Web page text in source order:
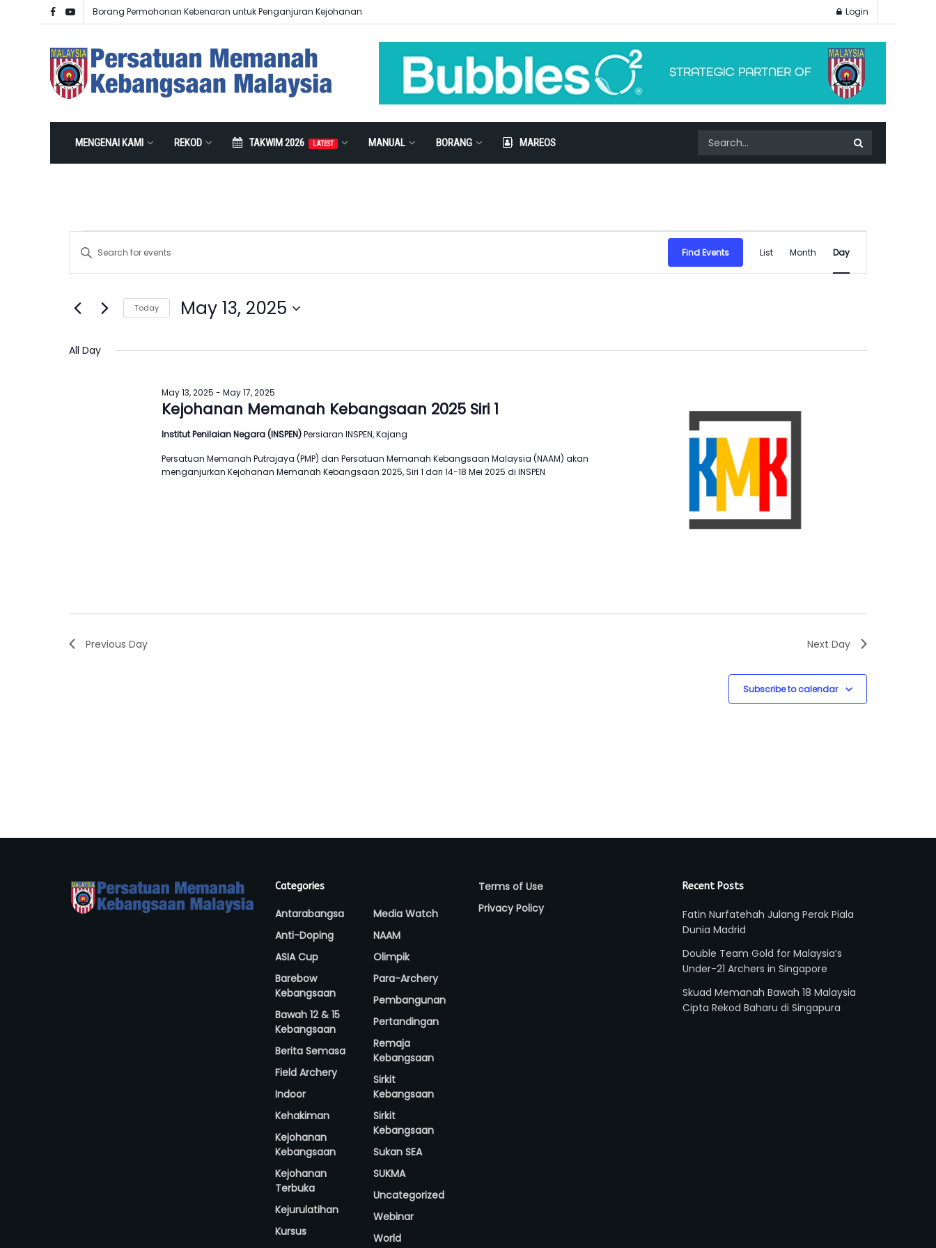
Borang Permohonan Kebenaran untuk Penganjuran Kejohanan Login
MENGENAI KAMI REKOD TAKWIM 2026 LATEST MANUAL BORANG MAREOS
Events
Search
Views
Navigation
Enter
Keyword.
Search
Events
Find Events
Views
List Month Day
Today May 13, 2025
All Day
Kejohanan Memanah Kebangsaan 2025 Siri 1
May 13, 2025 - May 17, 2025
Institut Penilaian Negara (INSPEN)Persiaran INSPEN, Kajang
Persatuan Memanah Putrajaya (PMP) dan Persatuan Memanah Kebangsaan Malaysia (NAAM) akan
menganjurkan Kejohanan Memanah Kebangsaan 2025, Siri 1 dari 14-18 Mei 2025 di INSPEN
Previous Day Next Day
Subscribe to calendar
Categories
Antarabangsa
Anti-Doping
ASIA Cup
Barebow
Kebangsaan
Bawah 12 & 15
Kebangsaan
Berita Semasa
Field Archery
Indoor
Kehakiman
Kejohanan
Kebangsaan
Kejohanan
Terbuka
Kejurulatihan
Kursus
Media Watch
NAAM
Olimpik
Para-Archery
Pembangunan
Pertandingan
Remaja
Kebangsaan
Sirkit
Kebangsaan
Sirkit
Kebangsaan
Sukan SEA
SUKMA
Uncategorized
Webinar
World
Terms of Use
Privacy Policy
Recent Posts
Fatin Nurfatehah Julang Perak Piala
Dunia Madrid
Double Team Gold for Malaysia’s
Under-21 Archers in Singapore
Skuad Memanah Bawah 18 Malaysia
Cipta Rekod Baharu di Singapura